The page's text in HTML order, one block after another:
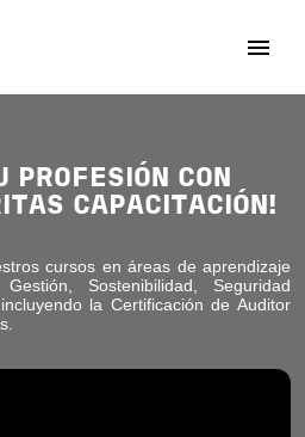
PROFESIÓN CON
CAPACITACIÓN!
cursos en áreas de aprendizaje
Sostenibilidad, Seguridad
la Certificación de Auditor